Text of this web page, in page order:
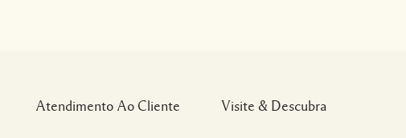
Atendimento Ao Cliente Visite & Descubra